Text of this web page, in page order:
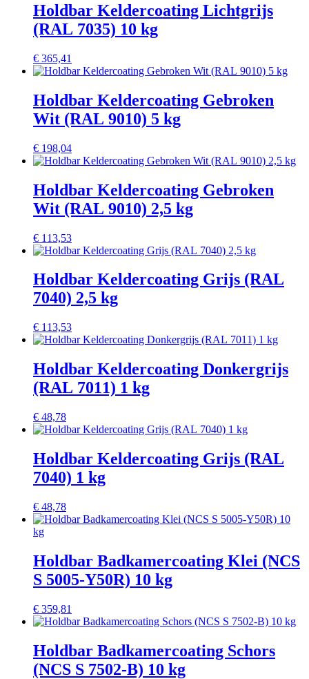
Holdbar Keldercoating Lichtgrijs
(RAL 7035) 10 kg
€ 365,41
Holdbar Keldercoating Gebroken
Wit (RAL 9010) 5 kg
€ 198,04
Holdbar Keldercoating Gebroken
Wit (RAL 9010) 2,5 kg
€ 113,53
Holdbar Keldercoating Grijs (RAL
7040) 2,5 kg
€ 113,53
Holdbar Keldercoating Donkergrijs
(RAL 7011) 1 kg
€ 48,78
Holdbar Keldercoating Grijs (RAL
7040) 1 kg
€ 48,78
Holdbar Badkamercoating Klei (NCS
S 5005-Y50R) 10 kg
€ 359,81
Holdbar Badkamercoating Schors
(NCS S 7502-B) 10 kg